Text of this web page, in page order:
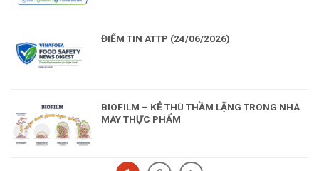
ĐIỂM TIN ATTP (24/06/2026)
BIOFILM – KẺ THÙ THẦM LẶNG TRONG NHÀ
MÁY THỰC PHẨM